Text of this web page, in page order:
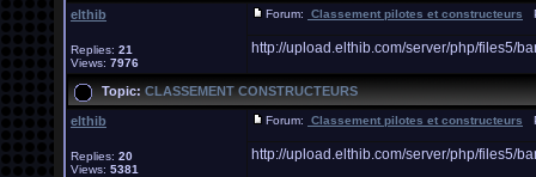
elthib
Replies: 21
Views: 7976
Forum: Classement pilotes et constructeurs
http://upload.elthib.com/server/php/files5/
Topic: CLASSEMENT CONSTRUCTEURS
elthib
Replies: 20
Views: 5381
Forum: Classement pilotes et constructeurs
http://upload.elthib.com/server/php/files5/